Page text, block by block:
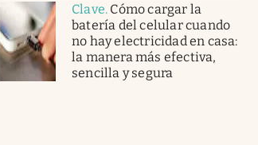
Clave. Cómo cargar la
batería del celular cuando
no hay electricidad en casa:
la manera más efectiva,
sencilla y segura